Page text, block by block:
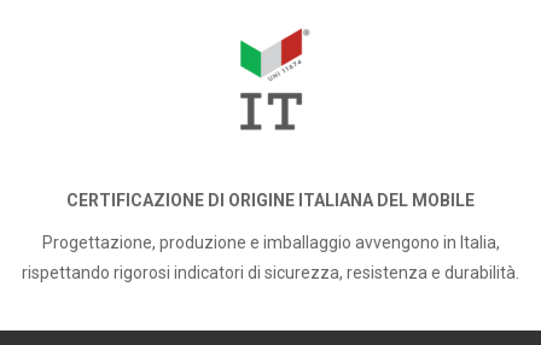
CERTIFICAZIONE DI ORIGINE ITALIANA DEL MOBILE
Progettazione, produzione e imballaggio avvengono in Italia,
rispettando rigorosi indicatori di sicurezza, resistenza e durabilità.